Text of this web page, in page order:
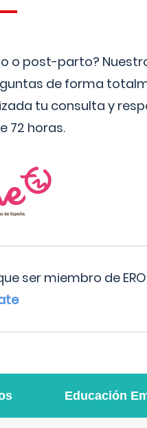
o post-parto?
de forma
tu consulta y
72 horas.
ser miembro de
Educación